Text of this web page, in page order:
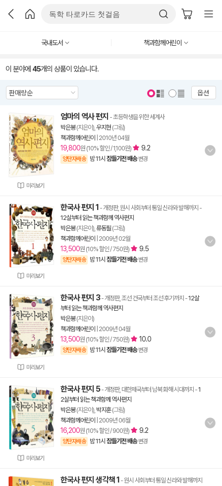
국내도서 책과함께어린이
이 분야에 45개의 상품이 있습니다.
옵션
미리보기
엄마의 역사 편지 - 초등학생을 위한 세계사
박은봉(지은이), 우지현 (그림)
책과함께어린이
2010년 04월
19,800원 (10% 할인 / 1,100원) 9.2
양탄자배송 밤 11시 잠들기전 배송 변경
미리보기
한국사 편지 1 - 개정판, 원시 사회부터 통일 신라와 발해까지 -
12살부터 읽는 책과함께 역사편지
박은봉(지은이), 류동필 (그림)
책과함께어린이
2009년 02월
13,500원 (10% 할인 / 750원) 9.5
양탄자배송 밤 11시 잠들기전 배송 변경
미리보기
한국사 편지 3- 개정판, 조선 건국부터 조선 후기까지 -12살
부터 읽는 책과함께 역사편지
박은봉(지은이)
책과함께어린이
2009년 04월
13,500원 (10% 할인 / 750원) 10.0
양탄자배송 밤 11시 잠들기전 배송 변경
미리보기
한국사 편지 5- 개정판, 대한제국부터 남북 화해 시대까지 -1
2살부터 읽는 책과함께 역사편지
박은봉(지은이), 박지훈(그림)
책과함께어린이
2009년 06월
16,200원 (10% 할인 / 900원) 9.2
양탄자배송 밤 11시 잠들기전 배송 변경
한국사 편지 생각책 1 - 원시 사회부터 통일 신라와 발해까지